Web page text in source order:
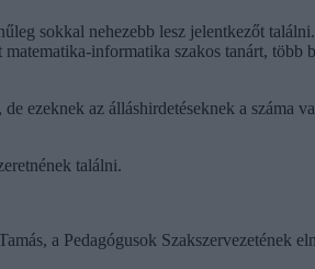
sokkal nehezebb lesz jelentkezőt
informatika szakos tanárt, több
ezeknek az álláshirdetéseknek a száma
találni.
a Pedagógusok Szakszervezetének